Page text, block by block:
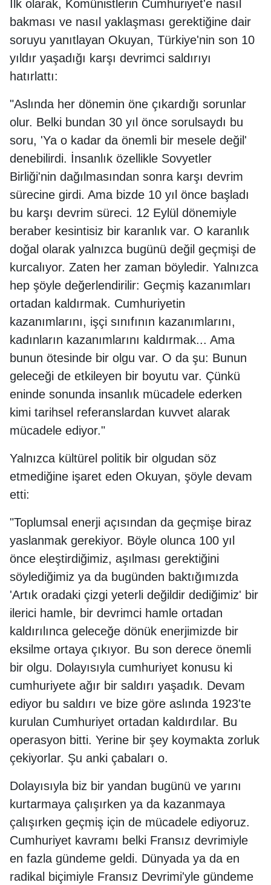
İlk olarak, Komünistlerin Cumhuriyet'e nasıl
bakması ve nasıl yaklaşması gerektiğine dair
soruyu yanıtlayan Okuyan, Türkiye'nin son 10
yıldır yaşadığı karşı devrimci saldırıyı
hatırlattı:
"Aslında her dönemin öne çıkardığı sorunlar
olur. Belki bundan 30 yıl önce sorulsaydı bu
soru, 'Ya o kadar da önemli bir mesele değil'
denebilirdi. İnsanlık özellikle Sovyetler
Birliği'nin dağılmasından sonra karşı devrim
sürecine girdi. Ama bizde 10 yıl önce başladı
bu karşı devrim süreci. 12 Eylül dönemiyle
beraber kesintisiz bir karanlık var. O karanlık
doğal olarak yalnızca bugünü değil geçmişi de
kurcalıyor. Zaten her zaman böyledir. Yalnızca
hep şöyle değerlendirilir: Geçmiş kazanımları
ortadan kaldırmak. Cumhuriyetin
kazanımlarını, işçi sınıfının kazanımlarını,
kadınların kazanımlarını kaldırmak... Ama
bunun ötesinde bir olgu var. O da şu: Bunun
geleceği de etkileyen bir boyutu var. Çünkü
eninde sonunda insanlık mücadele ederken
kimi tarihsel referanslardan kuvvet alarak
mücadele ediyor."
Yalnızca kültürel politik bir olgudan söz
etmediğine işaret eden Okuyan, şöyle devam
etti:
"Toplumsal enerji açısından da geçmişe biraz
yaslanmak gerekiyor. Böyle olunca 100 yıl
önce eleştirdiğimiz, aşılması gerektiğini
söylediğimiz ya da bugünden baktığımızda
'Artık oradaki çizgi yeterli değildir dediğimiz' bir
ilerici hamle, bir devrimci hamle ortadan
kaldırılınca geleceğe dönük enerjimizde bir
eksilme ortaya çıkıyor. Bu son derece önemli
bir olgu. Dolayısıyla cumhuriyet konusu ki
cumhuriyete ağır bir saldırı yaşadık. Devam
ediyor bu saldırı ve bize göre aslında 1923'te
kurulan Cumhuriyet ortadan kaldırdılar. Bu
operasyon bitti. Yerine bir şey koymakta zorluk
çekiyorlar. Şu anki çabaları o.
Dolayısıyla biz bir yandan bugünü ve yarını
kurtarmaya çalışırken ya da kazanmaya
çalışırken geçmiş için de mücadele ediyoruz.
Cumhuriyet kavramı belki Fransız devrimiyle
en fazla gündeme geldi. Dünyada ya da en
radikal biçimiyle Fransız Devrimi'yle gündeme